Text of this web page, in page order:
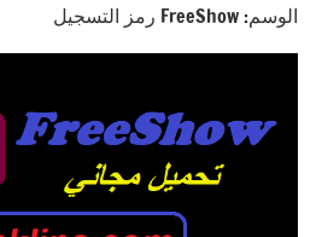
الوسم: FreeShow رمز التسجيل